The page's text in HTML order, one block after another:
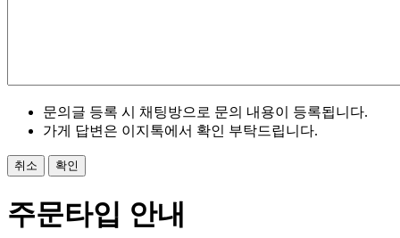
문의글 등록 시 채팅방으로 문의 내용이 등록됩니다.
가게 답변은 이지톡에서 확인 부탁드립니다.
취소 확인
주문타입 안내